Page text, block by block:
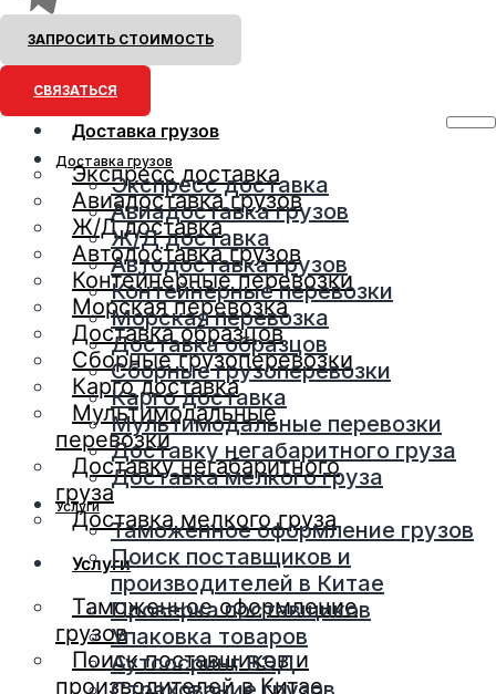
ЗАПРОСИТЬ СТОИМОСТЬ
СВЯЗАТЬСЯ
Доставка грузов
Экспресс доставка
Авиадоставка грузов
Ж/Д доставка
Автодоставка грузов
Контейнерные перевозки
Морская перевозка
Доставка образцов
Сборные грузоперевозки
Карго доставка
Мультимодальные
перевозки
Доставку негабаритного
груза
Доставка мелкого груза
Услуги
Таможенное оформление
грузов
Поиск поставщиков и
производителей в Китае
Доставка грузов
Экспресс доставка
Авиадоставка грузов
Ж/Д доставка
Автодоставка грузов
Контейнерные перевозки
Морская перевозка
Доставка образцов
Сборные грузоперевозки
Карго доставка
Мультимодальные перевозки
Доставку негабаритного груза
Доставка мелкого груза
Услуги
Таможенное оформление грузов
Поиск поставщиков и
производителей в Китае
Проверка поставщиков
Упаковка товаров
Аутсосринг ВЭД